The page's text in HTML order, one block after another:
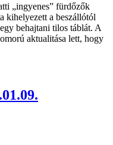
„ingyenes” fürdőzők
kihelyezett a beszállótól
behajtani tilos táblát. A
aktualitása lett, hogy